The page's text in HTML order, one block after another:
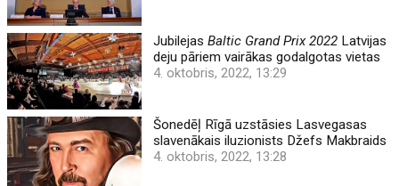
JubilejasBaltic Grand Prix 2022 Latvijas
deju pāriem vairākas godalgotas vietas
4. oktobris, 2022, 13:29
Šonedēļ Rīgā uzstāsies Lasvegasas
slavenākais iluzionists Džefs Makbraids
4. oktobris, 2022, 13:28